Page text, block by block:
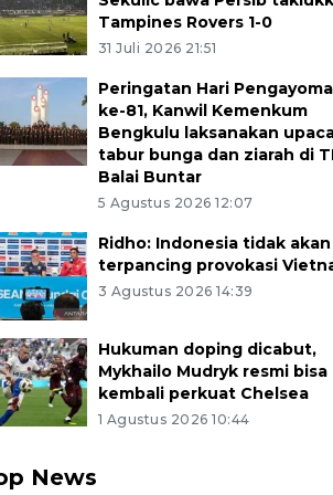
Tampines Rovers 1-0
31 Juli 2026 21:51
Peringatan Hari
ke-81, Kanwil Kemenkum
Bengkulu laksanakan
tabur bunga dan ziarah di
Balai Buntar
5 Agustus 2026 12:07
Ridho: Indonesia tidak akan
terpancing provokasi
3 Agustus 2026 14:39
Hukuman doping dicabut,
Mykhailo Mudryk resmi bisa
kembali perkuat Chelsea
1 Agustus 2026 10:44
News